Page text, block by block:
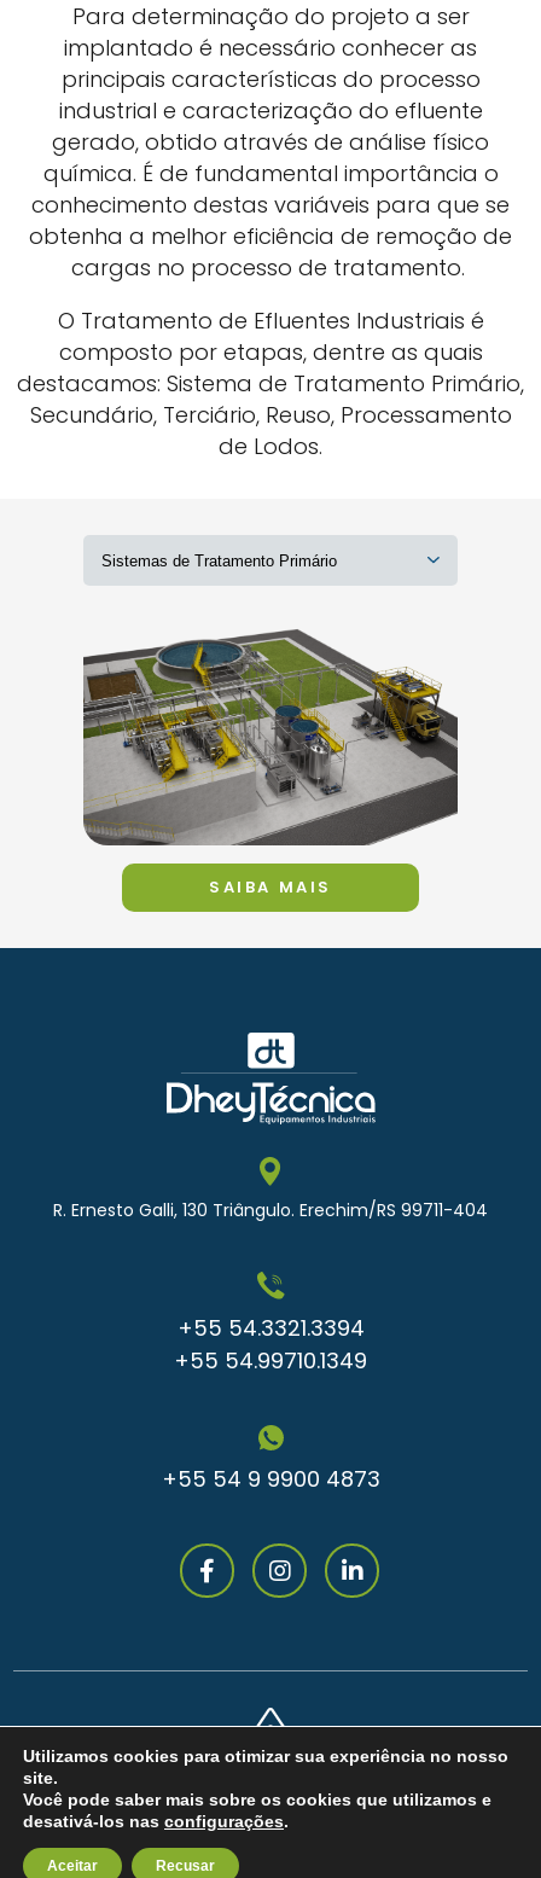
Para determinação do projeto a ser
implantado é necessário conhecer as
principais características do processo
industrial e caracterização do efluente
gerado, obtido através de análise físico
química. É de fundamental importância o
conhecimento destas variáveis para que se
obtenha a melhor eficiência de remoção de
cargas no processo de tratamento.
O Tratamento de Efluentes Industriais é
composto por etapas, dentre as quais
destacamos: Sistema de Tratamento Primário,
Secundário, Terciário, Reuso, Processamento
de Lodos.
SAIBA MAIS
R. Ernesto Galli, 130 Triângulo. Erechim/RS 99711-404
+55 54.3321.3394
+55 54.99710.1349
+55 54 9 9900 4873
Utilizamos cookies para otimizar sua experiência no nosso
site.
Você pode saber mais sobre os cookies que utilizamos e
desativá-los nas configurações.
Aceitar Recusar